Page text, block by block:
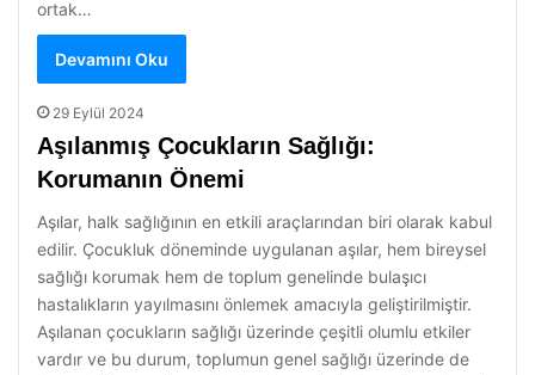
ortak…
Devamını Oku
29 Eylül 2024
Aşılanmış Çocukların Sağlığı:
Korumanın Önemi
Aşılar, halk sağlığının en etkili araçlarından biri olarak kabul
edilir. Çocukluk döneminde uygulanan aşılar, hem bireysel
sağlığı korumak hem de toplum genelinde bulaşıcı
hastalıkların yayılmasını önlemek amacıyla geliştirilmiştir.
Aşılanan çocukların sağlığı üzerinde çeşitli olumlu etkiler
vardır ve bu durum, toplumun genel sağlığı üzerinde de